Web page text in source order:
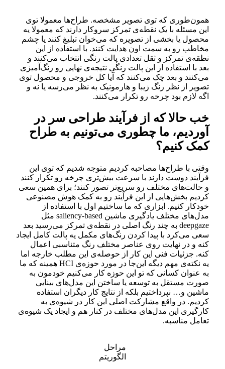
همون‌طوری که توی تصویر مشخصه. طراح‌ها معمولا توی
این مسئله با یک نقطه‌ی تمرکز سروکار دارند که معمولا یه
محصول یا بخشی از تصویره که می‌خوان تبلیغ کنند یا چشم
مخاطب رو به سمت اون هدایت کنند. با استفاده از این
نطقه‌ی تمرکز و ثقل تعدادی پالت رنگی انتخاب می‌کنند و
بعد با استفاده از این پالت رنگی نتیجه‌ی نهایی رو رنگ‌آمیزی
می‌کنند و بعد چک می‌کنند که آیا کل خروجی و محصول توی
تصویر از نظر رنگ زیبا و هارمونیک به نظر می‌رسه یا نه و
اگه لازم بود چرخه رو تکرار می‌کنند.
خب حالا که از فرآیند طراحی سر در
آوردیم، ما چطوری می‌تونیم به طراح
کمک کنیم؟
وقتی با طراح‌ها مصاحبه کردیم متوجه شدیم که توی این
فرآیند دوست دارند با سرعت بیش‌تری چرخه رو تکرار کنند
و حالت‌های مختلف رو سریع‌تر تصور کنند؛ برای همین سعی
کردیم بخش‌هایی از این فرآیند رو به کمک هوش مصنوعی
خودکار کنیم. ابزاری که ما ساختیم اول با استفاده از
مدل‌های مختلف یادگیری ماشین saliency-based مثل
deepgaze به چند رنگ اصلی در نقطه‌ی تمرکز می‌رسید بعد
سعی می‌کرد با پیدا کردن رنگ‌های مکمل یه پالت کامل ایجاد
کنه و در نهایت روی عناصر مختلف رنگ متناسبی اعمال
کنه. جزئیات فنی این کار از حوصله‌ی این مطلب خارجه اما
یه نکته‌ی مهم دیگه این‌جا در مورد حوزه‌ی HCI همینه که ما
به عنوان کسانی که تو این حوزه کار می‌کنیم خودمون به
صورت مستقل به توسعه یا ساختن این مدل‌های بینایی
ماشین و… نپرداختیم بلکه از نتایج کار دیگران استفاده
کردیم. در واقع مشارکت اصلی این کار در شیوه‌ی به
کارگیری این مدل‌های مختلف در کنار هم و ایجاد یک شیوه‌ی
تعامل مناسبه.
مراحل
الگوریتم